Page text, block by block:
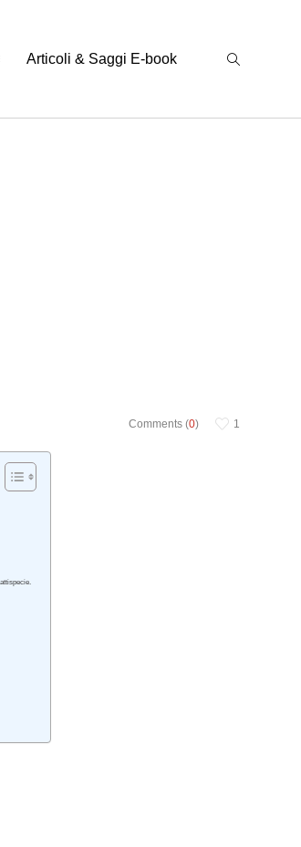
Articoli & Saggi E-book
Comments (0) 1